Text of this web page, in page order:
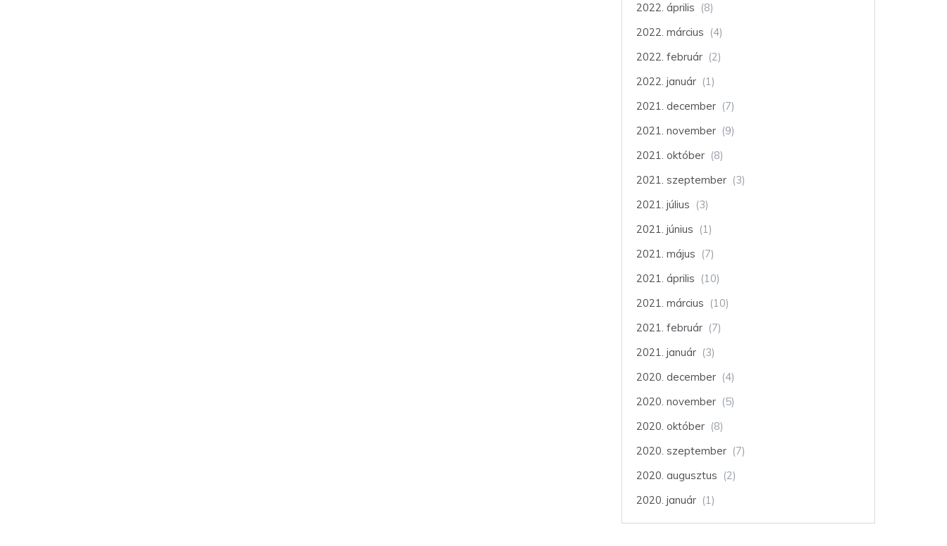
2022. április (8)
2022. március (4)
2022. február (2)
2022. január (1)
2021. december (7)
2021. november (9)
2021. október (8)
2021. szeptember (3)
2021. július (3)
2021. június (1)
2021. május (7)
2021. április (10)
2021. március (10)
2021. február (7)
2021. január (3)
2020. december (4)
2020. november (5)
2020. október (8)
2020. szeptember (7)
2020. augusztus (2)
2020. január (1)